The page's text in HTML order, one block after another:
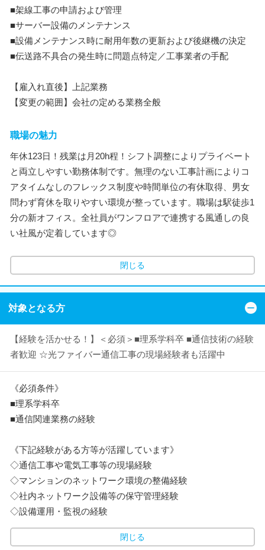
■架線工事の申請および管理
■サーバー設備のメンテナンス
■設備メンテナンス時に耐用年数の更新および後継機の決定
■伝送路不具合の発生時に問題点特定／工事業者の手配
【雇入れ直後】上記業務
【変更の範囲】会社の定める業務全般
職場の魅力
年休123日！残業は月20h程！シフト調整によりプライベート
と両立しやすい勤務体制です。無理のない工事計画によりコ
アタイムなしのフレックス制度や時間単位の有休取得、男女
問わず育休を取りやすい環境が整っています。職場は駅徒歩1
分の新オフィス。全社員がワンフロアで連携する風通しの良
い社風が定着しています◎
閉じる
対象となる方
【経験を活かせる！】＜必須＞■理系学科卒 ■通信技術の経験
者歓迎 ☆光ファイバー通信工事の現場経験者も活躍中
《必須条件》
■理系学科卒
■通信関連業務の経験
《下記経験がある方等が活躍しています》
◇通信工事や電気工事等の現場経験
◇マンションのネットワーク環境の整備経験
◇社内ネットワーク設備等の保守管理経験
◇設備運用・監視の経験
閉じる